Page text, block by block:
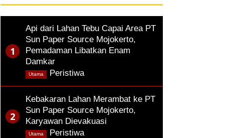
Api dari Lahan Tebu Capai Area PT
Sun Paper Source Mojokerto,
Pemadaman Libatkan Enam
Damkar
Peristiwa,
Utama
Kebakaran Lahan Merambat ke PT
Sun Paper Source Mojokerto,
Karyawan Dievakuasi
Peristiwa,
Utama